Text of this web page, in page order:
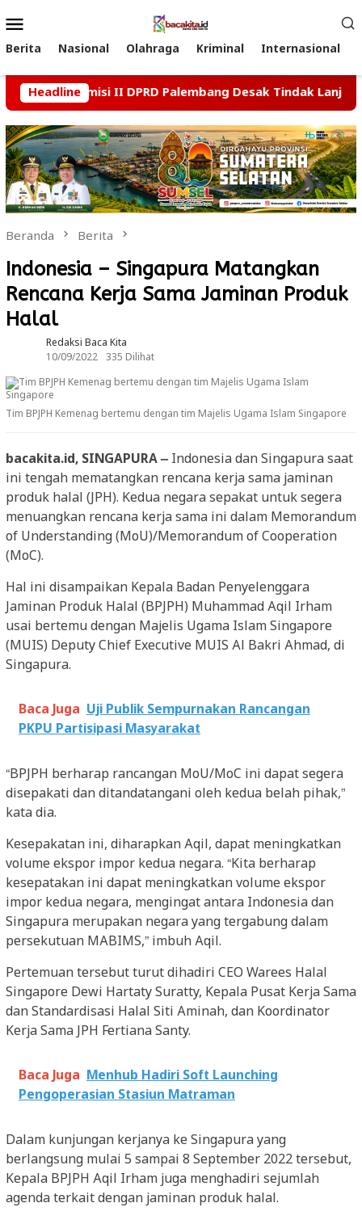
ke
kontenMobile
Berita Nasional Olahraga Kriminal Internasional
Headline
Komisi II DPRD Palembang Desak Tindak Lanjut Kasus
Beranda Berita
Indonesia – Singapura Matangkan
Rencana Kerja Sama Jaminan Produk
Halal
Redaksi Baca Kita
10/09/2022
335 Dilihat
Tim BPJPH Kemenag bertemu dengan tim Majelis Ugama Islam Singapore
bacakita.id, SINGAPURA – Indonesia dan Singapura saat
ini tengah mematangkan rencana kerja sama jaminan
produk halal (JPH). Kedua negara sepakat untuk segera
menuangkan rencana kerja sama ini dalam Memorandum
of Understanding (MoU)/Memorandum of Cooperation
(MoC).
Hal ini disampaikan Kepala Badan Penyelenggara
Jaminan Produk Halal (BPJPH) Muhammad Aqil Irham
usai bertemu dengan Majelis Ugama Islam Singapore
(MUIS) Deputy Chief Executive MUIS Al Bakri Ahmad, di
Singapura.
Baca Juga Uji Publik Sempurnakan Rancangan
PKPU Partisipasi Masyarakat
“BPJPH berharap rancangan MoU/MoC ini dapat segera
disepakati dan ditandatangani oleh kedua belah pihak,”
kata dia.
Kesepakatan ini, diharapkan Aqil, dapat meningkatkan
volume ekspor impor kedua negara. “Kita berharap
kesepatakan ini dapat meningkatkan volume ekspor
impor kedua negara, mengingat antara Indonesia dan
Singapura merupakan negara yang tergabung dalam
persekutuan MABIMS,” imbuh Aqil.
Pertemuan tersebut turut dihadiri CEO Warees Halal
Singapore Dewi Hartaty Suratty, Kepala Pusat Kerja Sama
dan Standardisasi Halal Siti Aminah, dan Koordinator
Kerja Sama JPH Fertiana Santy.
Baca Juga Menhub Hadiri Soft Launching
Pengoperasian Stasiun Matraman
Dalam kunjungan kerjanya ke Singapura yang
berlangsung mulai 5 sampai 8 September 2022 tersebut,
Kepala BPJPH Aqil Irham juga menghadiri sejumlah
agenda terkait dengan jaminan produk halal.